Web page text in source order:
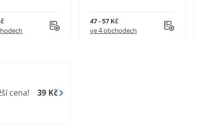
47 - 57 Kč
ve 4 obchodech
cena! 39 Kč